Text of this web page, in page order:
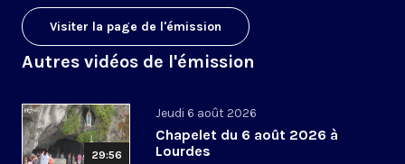
Visiter la page de l'émission
Autres vidéos de l'émission
29:56
Jeudi 6 août 2026
Chapelet du 6 août 2026 à
Lourdes